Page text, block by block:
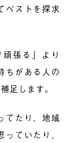
ベストを探求
張る」より
ちがある人の
足します。
てたり、地域
ていたり、